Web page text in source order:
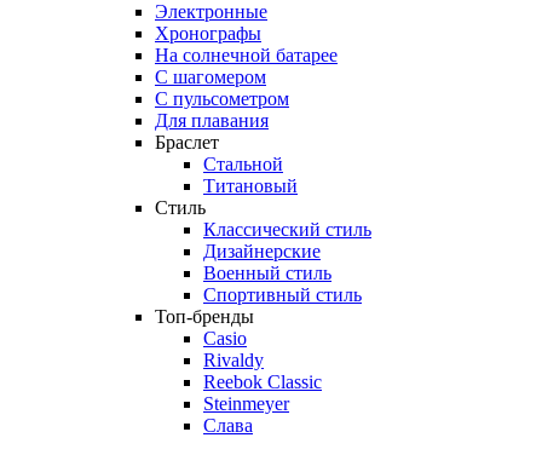
Электронные
Хронографы
На солнечной батарее
С шагомером
С пульсометром
Для плавания
Браслет
Стальной
Титановый
Стиль
Классический стиль
Дизайнерские
Военный стиль
Спортивный стиль
Топ-бренды
Casio
Rivaldy
Reebok Classic
Steinmeyer
Слава